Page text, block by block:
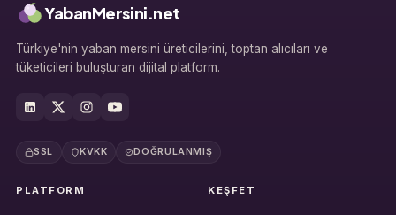
Rolüne uygun panelden devam et.
YabanMersini.net
Türkiye'nin yaban mersini üreticilerini, toptan alıcıları ve
tüketicileri buluşturan dijital platform.
SSL KVKK DOĞRULANMIŞ
PLATFORM KEŞFET